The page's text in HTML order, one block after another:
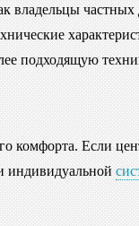
владельцы
подходящую
комфорта. Если
индивидуальной